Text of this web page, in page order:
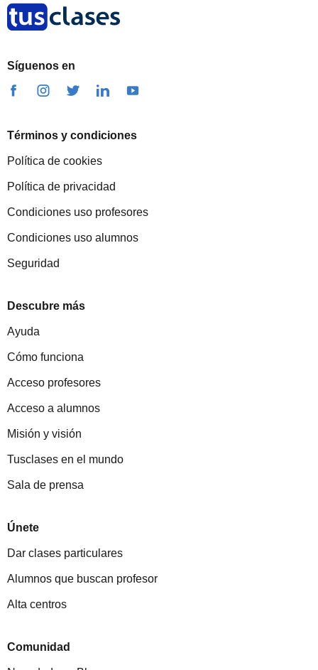
Síguenos en
Términos y condiciones
Política de cookies
Política de privacidad
Condiciones uso profesores
Condiciones uso alumnos
Seguridad
Descubre más
Ayuda
Cómo funciona
Acceso profesores
Acceso a alumnos
Misión y visión
Tusclases en el mundo
Sala de prensa
Únete
Dar clases particulares
Alumnos que buscan profesor
Alta centros
Comunidad